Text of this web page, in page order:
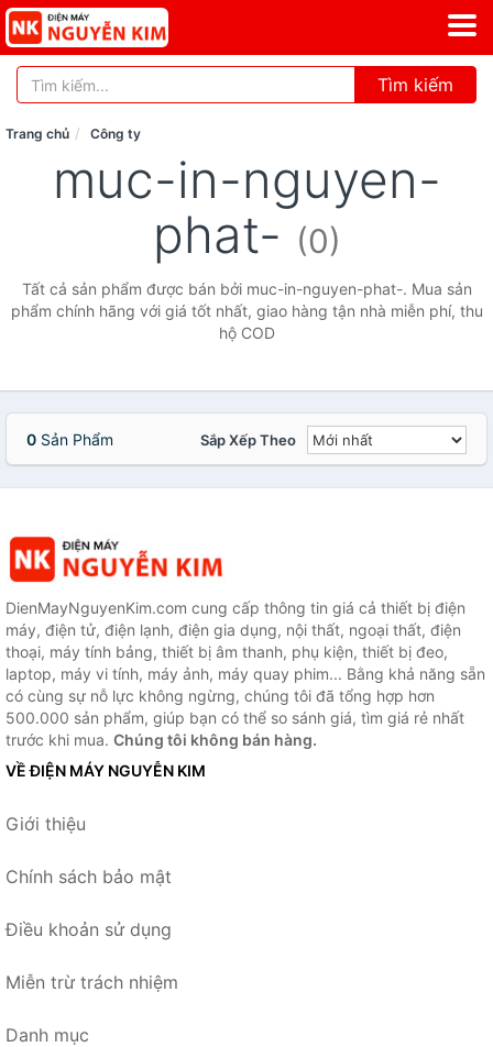
Tìm kiếm
Trang chủ Công ty
muc-in-nguyen-
phat- (0)
Tất cả sản phẩm được bán bởi muc-in-nguyen-phat-. Mua sản
phẩm chính hãng với giá tốt nhất, giao hàng tận nhà miễn phí, thu
hộ COD
0 Sản Phẩm Sắp Xếp Theo
DienMayNguyenKim.com cung cấp thông tin giá cả thiết bị điện
máy, điện tử, điện lạnh, điện gia dụng, nội thất, ngoại thất, điện
thoại, máy tính bảng, thiết bị âm thanh, phụ kiện, thiết bị đeo,
laptop, máy vi tính, máy ảnh, máy quay phim... Bằng khả năng sẵn
có cùng sự nỗ lực không ngừng, chúng tôi đã tổng hợp hơn
500.000 sản phẩm, giúp bạn có thể so sánh giá, tìm giá rẻ nhất
trước khi mua. Chúng tôi không bán hàng.
VỀ ĐIỆN MÁY NGUYỄN KIM
Giới thiệu
Chính sách bảo mật
Điều khoản sử dụng
Miễn trừ trách nhiệm
Danh mục